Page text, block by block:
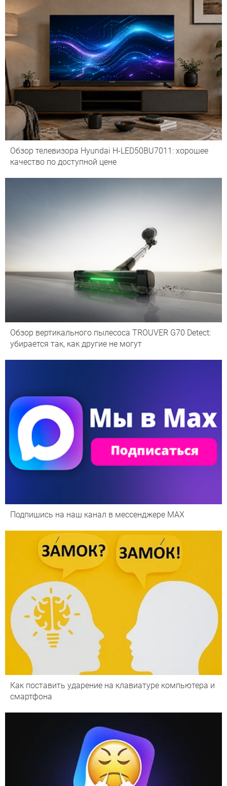
Обзор телевизора Hyundai H-LED50BU7011: хорошее
качество по доступной цене
Обзор вертикального пылесоса TROUVER G70 Detect:
убирается так, как другие не могут
Подпишись на наш канал в мессенджере МАХ
Как поставить ударение на клавиатуре компьютера и
смартфона